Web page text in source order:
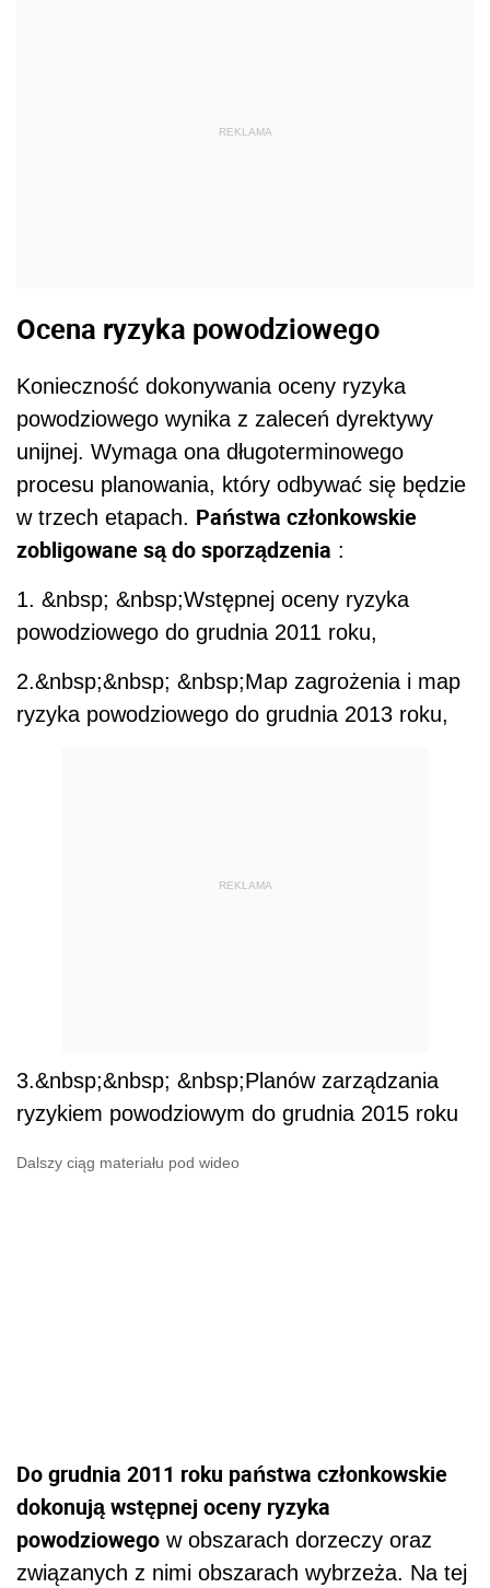
REKLAMA
Ocena ryzyka powodziowego
Konieczność dokonywania oceny ryzyka
powodziowego wynika z zaleceń dyrektywy
unijnej. Wymaga ona długoterminowego
procesu planowania, który odbywać się będzie
w trzech etapach. Państwa członkowskie
zobligowane są do sporządzenia :
1. &nbsp; &nbsp;Wstępnej oceny ryzyka
powodziowego do grudnia 2011 roku,
2.&nbsp;&nbsp; &nbsp;Map zagrożenia i map
ryzyka powodziowego do grudnia 2013 roku,
REKLAMA
3.&nbsp;&nbsp; &nbsp;Planów zarządzania
ryzykiem powodziowym do grudnia 2015 roku
Dalszy ciąg materiału pod wideo
Do grudnia 2011 roku państwa członkowskie
dokonują wstępnej oceny ryzyka
powodziowego w obszarach dorzeczy oraz
związanych z nimi obszarach wybrzeża. Na tej